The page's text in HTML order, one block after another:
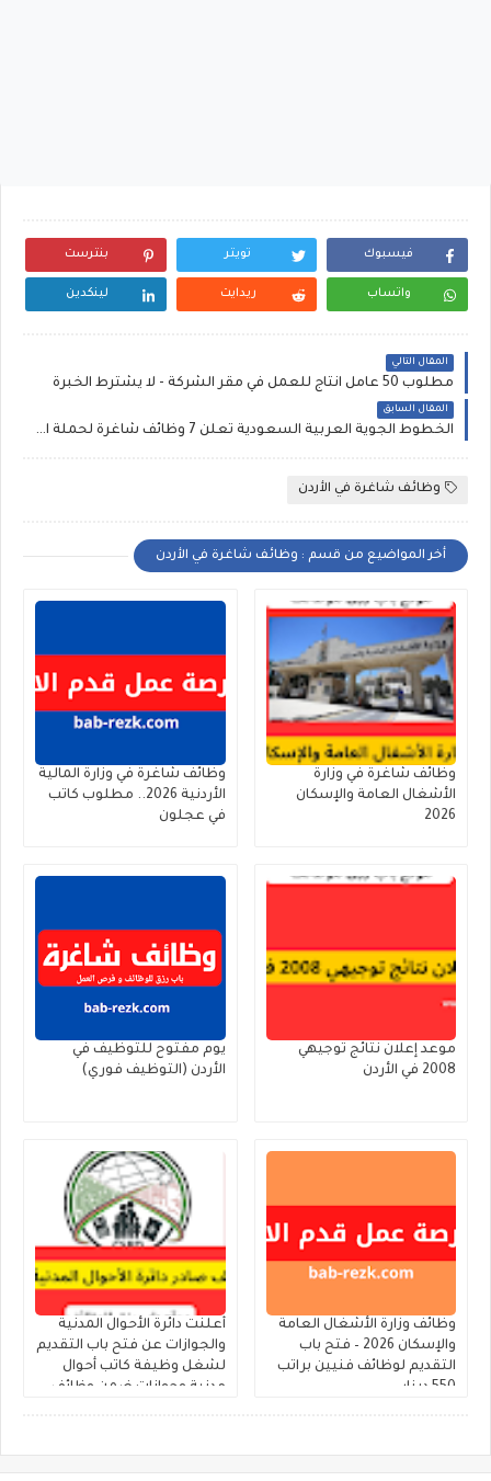
فيسبوك تويتر بنترست
واتساب ريدايت لينكدين
المقال التالي
مطلوب 50 عامل انتاج للعمل في مقر الشركة - لا يشترط الخبرة
المقال السابق
الخطوط الجوية العربية السعودية تعلن 7 وظائف شاغرة لحملة البكالوريوس فأعلى
وظائف شاغرة في الأردن
أخر المواضيع من قسم : وظائف شاغرة في الأردن
وظائف شاغرة في وزارة
الأشغال العامة والإسكان
2026
وظائف شاغرة في وزارة المالية
الأردنية 2026.. مطلوب كاتب
في عجلون
موعد إعلان نتائج توجيهي
2008 في الأردن
يوم مفتوح للتوظيف في
الأردن (التوظيف فوري)
وظائف وزارة الأشغال العامة
والإسكان 2026 – فتح باب
التقديم لوظائف فنيين براتب
550 دينار
أعلنت دائرة الأحوال المدنية
والجوازات عن فتح باب التقديم
لشغل وظيفة كاتب أحوال
مدنية وجوازات ضمن وظائف